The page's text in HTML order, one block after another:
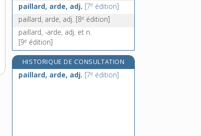
paillard, arde, adj. [7e édition]
paillard, arde, adj. [8e édition]
paillard, -arde, adj. et n.
[9e édition]
HISTORIQUE DE CONSULTATION
paillard, arde, adj. [7e édition]